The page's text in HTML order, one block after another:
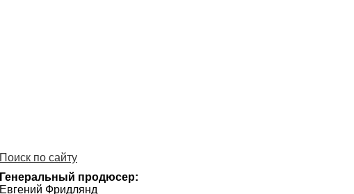
Поиск по сайту
Генеральный продюсер:
Евгений Фридлянд